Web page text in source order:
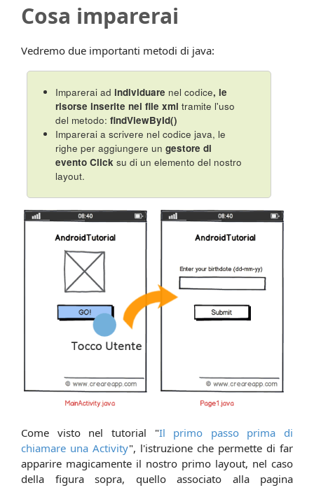
Cosa imparerai
Vedremo due importanti metodi di java:
Imparerai ad individuare nel codice, le
risorse inserite nei file xml tramite l'uso
del metodo: findViewById()
Imparerai a scrivere nel codice java, le
righe per aggiungere un gestore di
evento Clicksu di un elemento del nostro
layout.
Come visto nel tutorial "Il primo passo prima di
chiamare una Activity", l'istruzione che permette di far
apparire magicamente il nostro primo layout, nel caso
della figura sopra, quello associato alla pagina